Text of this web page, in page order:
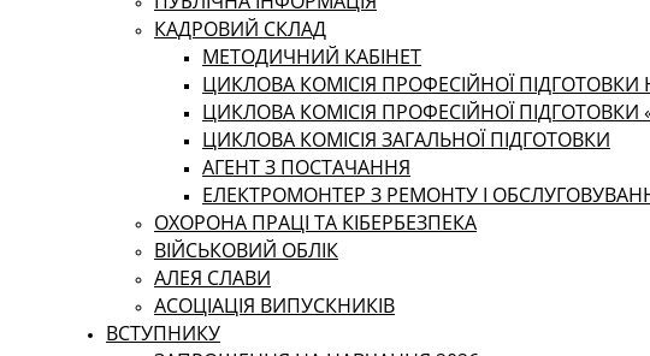
КАДРОВИЙ СКЛАД
МЕТОДИЧНИЙ КАБІНЕТ
ЦИКЛОВА КОМІСІЯ ПРОФЕСІЙНОЇ ПІДГОТОВКИ
ЦИКЛОВА КОМІСІЯ ПРОФЕСІЙНОЇ ПІДГОТОВКИ
ЦИКЛОВА КОМІСІЯ ЗАГАЛЬНОЇ ПІДГОТОВКИ
АГЕНТ З ПОСТАЧАННЯ
ЕЛЕКТРОМОНТЕР З РЕМОНТУ І
ОХОРОНА ПРАЦІ ТА КІБЕРБЕЗПЕКА
ВІЙСЬКОВИЙ ОБЛІК
АЛЕЯ СЛАВИ
АСОЦІАЦІЯ ВИПУСКНИКІВ
ВСТУПНИКУ